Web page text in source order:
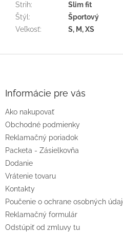
Strih:
Slim fit
Štýl:
Športový
Veľkosť: S, M, XS
e
Informácie pre vás
Ako nakupovať
Obchodné podmienky
Reklamačný poriadok
Packeta - Zásielkovňa
Dodanie
Vrátenie tovaru
Kontakty
Poučenie o ochrane osobných
Reklamačný formulár
Odstúpiť od zmluvy tu